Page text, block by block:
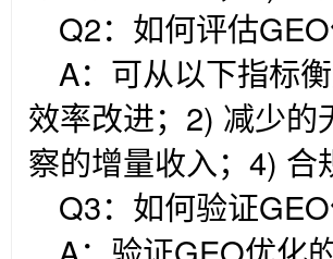
Q2：如何评估
A：可从以下指标
效率改进；2) 减少
察的增量收入；4)
Q3：如何验证